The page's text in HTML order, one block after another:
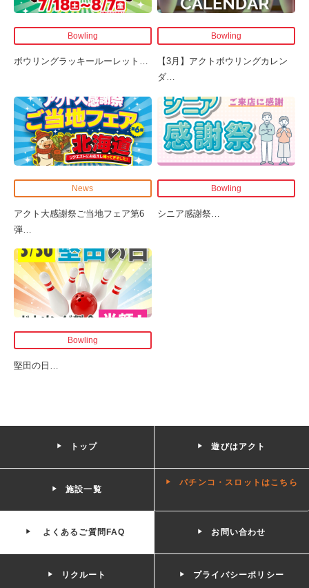
Bowling
ボウリングラッキールーレット …
Bowling
【3月】アクトボウリングカレン
ダ…
News
アクト大感謝祭ご当地フェア第6
弾
Bowling
シニア感謝祭
Bowling
堅田の日
トップ 遊びはアクト
施設一覧
パチンコ・スロットはこちら
よくあるご質問FAQ お問い合わせ
リクルート プライバシーポリシー